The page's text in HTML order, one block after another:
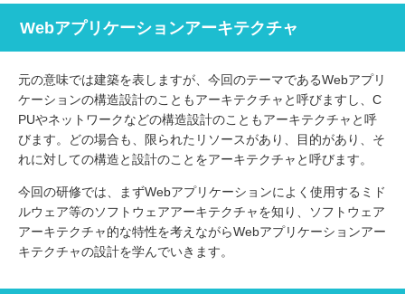
Webアプリケーションアーキテクチャ
元の意味では建築を表しますが、今回のテーマであるWebアプリ
ケーションの構造設計のこともアーキテクチャと呼びますし、C
PUやネットワークなどの構造設計のこともアーキテクチャと呼
びます。どの場合も、限られたリソースがあり、目的があり、そ
れに対しての構造と設計のことをアーキテクチャと呼びます。
今回の研修では、まずWebアプリケーションによく使用するミド
ルウェア等のソフトウェアアーキテクチャを知り、ソフトウェア
アーキテクチャ的な特性を考えながらWebアプリケーションアー
キテクチャの設計を学んでいきます。